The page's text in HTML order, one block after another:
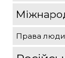
Права